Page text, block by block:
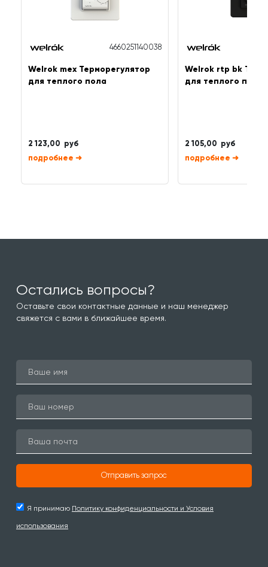
4660251140038
Welrok mex Терморегулятор
для теплого пола
2 123,00 руб
➜
Welrok rtp bk
для теплого пола
2 105,00 руб
➜
Остались вопросы?
Оставьте свои контактные данные и наш менеджер
свяжется с вами в ближайшее время.
Отправить запрос
Я принимаю Политику конфиденциальности и Условия
использования